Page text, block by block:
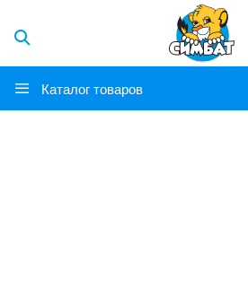
Каталог товаров